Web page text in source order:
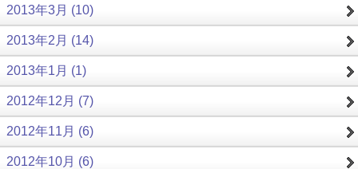
2013年3月 (10)
2013年2月 (14)
2013年1月 (1)
2012年12月 (7)
2012年11月 (6)
2012年10月 (6)